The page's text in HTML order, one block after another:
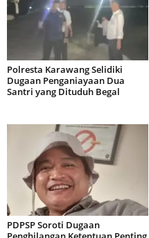
Polresta Karawang Selidiki
Dugaan Penganiayaan Dua
Santri yang Dituduh Begal
PDPSP Soroti Dugaan